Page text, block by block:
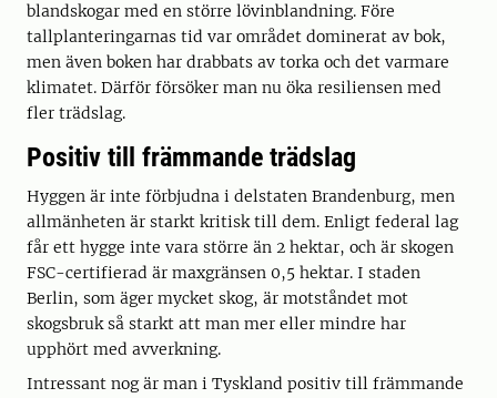
blandskogar med en större lövinblandning. Före
tallplanteringarnas tid var området dominerat av bok,
men även boken har drabbats av torka och det varmare
klimatet. Därför försöker man nu öka resiliensen med
fler trädslag.
Positiv till främmande trädslag
Hyggen är inte förbjudna i delstaten Brandenburg, men
allmänheten är starkt kritisk till dem. Enligt federal lag
får ett hygge inte vara större än 2 hektar, och är skogen
FSC-certifierad är maxgränsen 0,5 hektar. I staden
Berlin, som äger mycket skog, är motståndet mot
skogsbruk så starkt att man mer eller mindre har
upphört med avverkning.
Intressant nog är man i Tyskland positiv till främmande